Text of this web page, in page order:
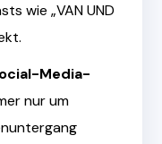
wie „VAN UND
Media-
nur um